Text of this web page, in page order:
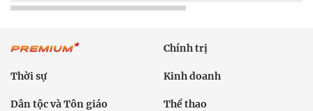
Chính trị
Thời sự Kinh doanh
Dân tộc và Tôn giáo Thể thao